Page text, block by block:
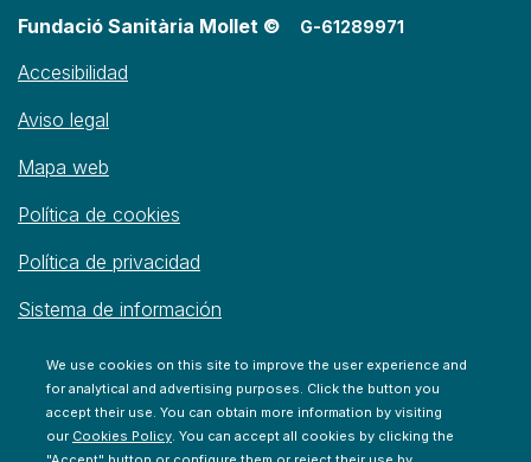
Fundació Sanitària Mollet © G-61289971
Accesibilidad
Aviso legal
Mapa web
Política de cookies
Política de privacidad
Sistema de información
We use cookies on this site to improve the user experience and
for analytical and advertising purposes. Click the button you
accept their use. You can obtain more information by visiting
our Cookies Policy. You can accept all cookies by clicking the